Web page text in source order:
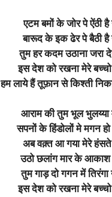
एटम बमों के जोर पे ऐंठी है
बारूद के इक ढेर पे बैठी है
तुम हर कदम उठाना जरा
इस देश को रखना मेरे
हम लाये हैं तूफ़ान से किश्ती
आराम की तुम भूल भुलय्या
सपनों के हिंडोलों मे मगन
अब वक़्त आ गया मेरे
उठो छलांग मार के आकाश
तुम गाड़ दो गगन में
इस देश को रखना मेरे